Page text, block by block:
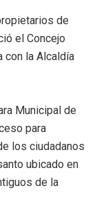
de
el Concejo
con la Alcaldía
Municipal de
para
los ciudadanos
ubicado en
de la